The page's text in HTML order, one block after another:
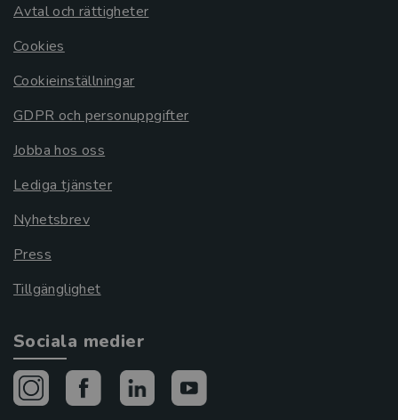
Avtal och rättigheter
Cookies
Cookieinställningar
GDPR och personuppgifter
Jobba hos oss
Lediga tjänster
Nyhetsbrev
Press
Tillgänglighet
Sociala medier